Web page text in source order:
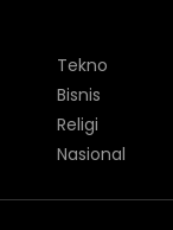
Tekno
Bisnis
Religi
Nasional